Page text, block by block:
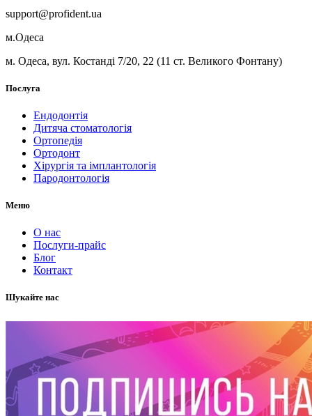
support@profident.ua
м.Одеса
м. Одеса, вул. Костанді 7/20, 22 (11 ст. Великого Фонтану)
Послуга
Ендодонтія
Дитяча стоматологія
Ортопедія
Ортодонт
Хірургія та імплантологія
Пародонтологія
Меню
О нас
Послуги-прайс
Блог
Контакт
Шукайте нас
Слідкуйте за нами в соцмережах.